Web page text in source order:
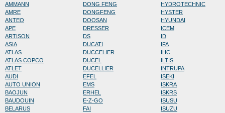
AMMANN
AMRE
ANTEO
APE
ARTISON
ASIA
ATLAS
ATLAS COPCO
ATLET
AUDI
AUTO UNION
BAOJUN
BAUDOUIN
BELARUS
DONG FENG
DONGFENG
DOOSAN
DRESSER
DS
DUCATI
DUCCELIER
DUCEL
DUCELLIER
EFEL
EMS
ERHEL
E-Z-GO
FAI
HYDROTECHNIC
HYSTER
HYUNDAI
ICEM
ID
IFA
IHC
ILTIS
INTRUPA
ISEKI
ISKRA
ISKRS
ISUSU
ISUZU